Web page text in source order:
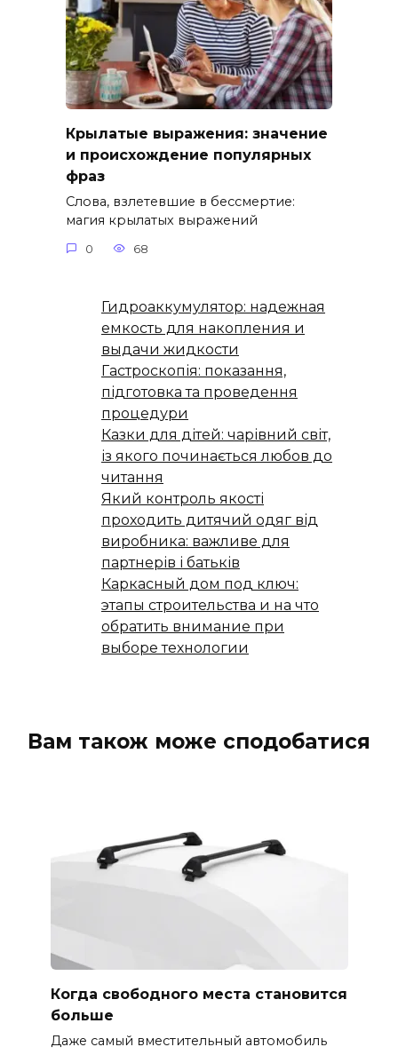
Крылатые выражения: значение
и происхождение популярных
фраз
Слова, взлетевшие в бессмертие:
магия крылатых выражений
0 68
Гидроаккумулятор: надежная
емкость для накопления и
выдачи жидкости
Гастроскопія: показання,
підготовка та проведення
процедури
Казки для дітей: чарівний світ,
із якого починається любов до
читання
Який контроль якості
проходить дитячий одяг від
виробника: важливе для
партнерів і батьків
Каркасный дом под ключ:
этапы строительства и на что
обратить внимание при
выборе технологии
Вам також може сподобатися
Когда свободного места становится
больше
Даже самый вместительный автомобиль